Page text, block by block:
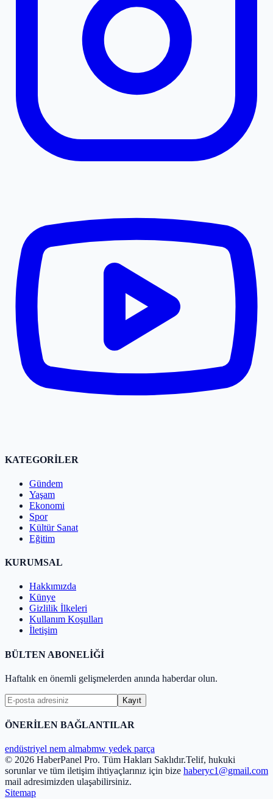
KATEGORİLER
Gündem
Yaşam
Ekonomi
Spor
Kültür Sanat
Eğitim
KURUMSAL
Hakkımızda
Künye
Gizlilik İlkeleri
Kullanım Koşulları
İletişim
BÜLTEN ABONELİĞİ
Haftalık en önemli gelişmelerden anında haberdar olun.
Kayıt
ÖNERİLEN BAĞLANTILAR
endüstriyel nem almabmw yedek parça
© 2026 HaberPanel Pro. Tüm Hakları Saklıdır.Telif, hukuki
sorunlar ve tüm iletişim ihtiyaçlarınız için bize haberyc1@gmail.com
mail adresimizden ulaşabilirsiniz.
Sitemap